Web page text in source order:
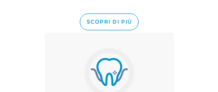
SCOPRI DI PIÙ